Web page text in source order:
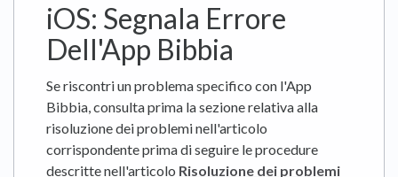
iOS: Segnala Errore
Dell'App Bibbia
Se riscontri un problema specifico con l'App
Bibbia, consulta prima la sezione relativa alla
risoluzione dei problemi nell'articolo
corrispondente prima di seguire le procedure
descritte nell'articolo Risoluzione dei problemi